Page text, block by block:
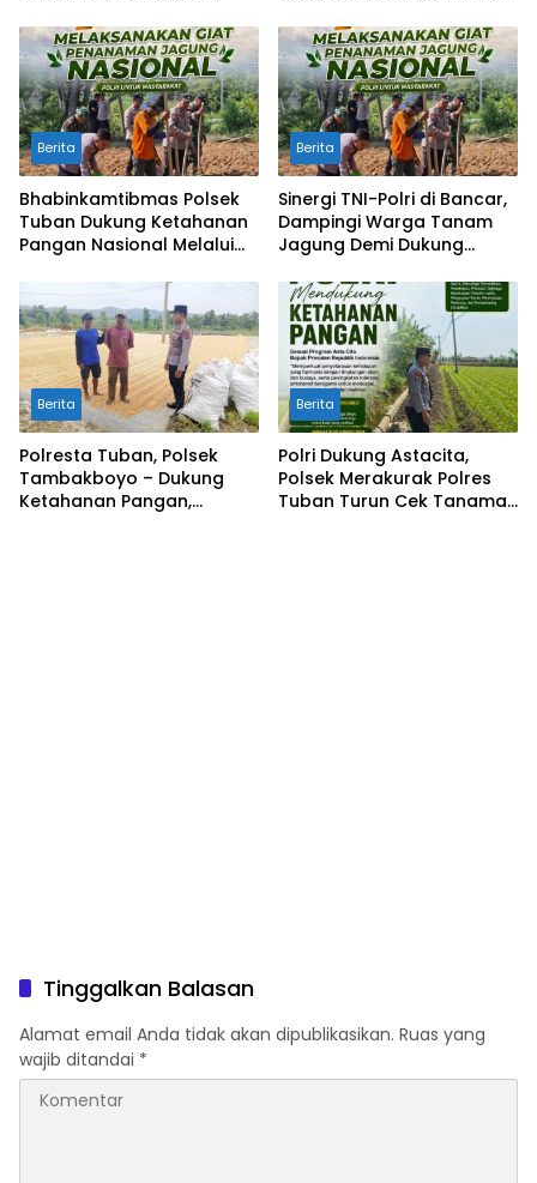
Narkoba Demi Kamtibmas
Kondusif
Kamtibmas
Berita
Bhabinkamtibmas Polsek
Tuban Dukung Ketahanan
Pangan Nasional Melalui
Berita
Sinergi TNI-Polri di Bancar,
Dampingi Warga Tanam
Jagung Demi Dukung
Berita
Polresta Tuban, Polsek
Tambakboyo – Dukung
Ketahanan Pangan,
Berita
Polri Dukung Astacita,
Polsek Merakurak Polres
Tuban Turun Cek Tanaman
Tinggalkan Balasan
Alamat email Anda tidak akan dipublikasikan. Ruas yang
wajib ditandai *